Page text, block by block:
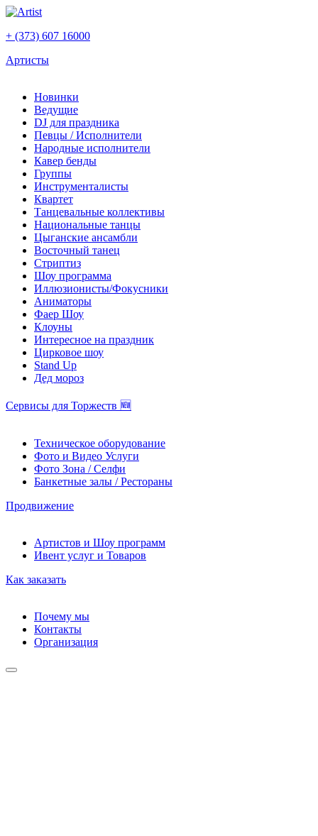
+ (373) 607 16000
Артисты
Новинки
Ведущие
DJ для праздника
Певцы / Исполнители
Народные исполнители
Кавер бенды
Группы
Инструменталисты
Квартет
Танцевальные коллективы
Национальные танцы
Цыганские ансамбли
Восточный танец
Стриптиз
Шоу программа
Иллюзионисты/Фокусники
Аниматоры
Фаер Шоу
Клоуны
Интересное на праздник
Цирковое шоу
Stand Up
Дед мороз
Сервисы для Торжеств 🆕
Техническое оборудование
Фото и Видео Услуги
Фото Зона / Селфи
Банкетные залы / Рестораны
Продвижение
Артистов и Шоу программ
Ивент услуг и Товаров
Как заказать
Почему мы
Контакты
Организация